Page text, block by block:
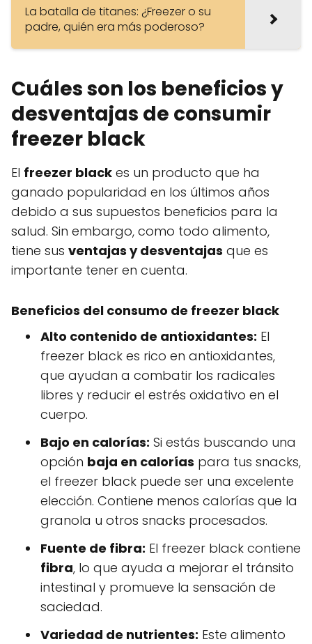
La batalla de titanes: ¿Freezer o su
padre, quién era más poderoso?
Cuáles son los beneficios y
desventajas de consumir
freezer black
El freezer black es un producto que ha
ganado popularidad en los últimos años
debido a sus supuestos beneficios para la
salud. Sin embargo, como todo alimento,
tiene sus ventajas y desventajas que es
importante tener en cuenta.
Beneficios del consumo de freezer black
Alto contenido de antioxidantes: El
freezer black es rico en antioxidantes,
que ayudan a combatir los radicales
libres y reducir el estrés oxidativo en el
cuerpo.
Bajo en calorías: Si estás buscando una
opción baja en calorías para tus snacks,
el freezer black puede ser una excelente
elección. Contiene menos calorías que la
granola u otros snacks procesados.
Fuente de fibra: El freezer black contiene
fibra, lo que ayuda a mejorar el tránsito
intestinal y promueve la sensación de
saciedad.
Variedad de nutrientes: Este alimento